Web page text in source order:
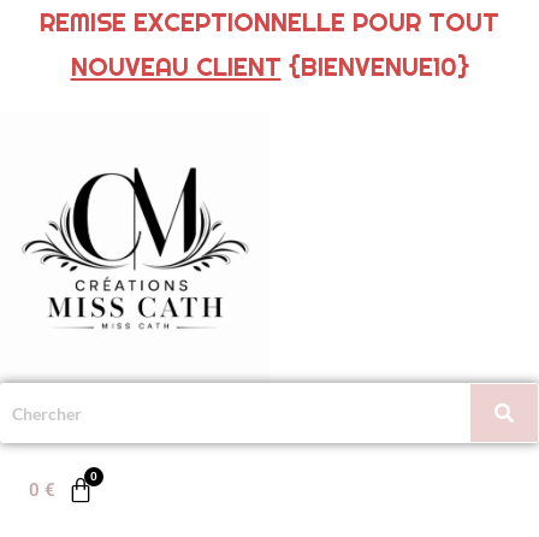
REMISE EXCEPTIONNELLE POUR TOUT
NOUVEAU CLIENT {BIENVENUE10}
0 €